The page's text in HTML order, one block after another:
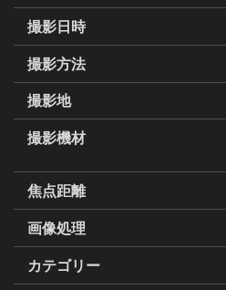
撮影日時
撮影方法
撮影地
撮影機材
焦点距離
画像処理
カテゴリー